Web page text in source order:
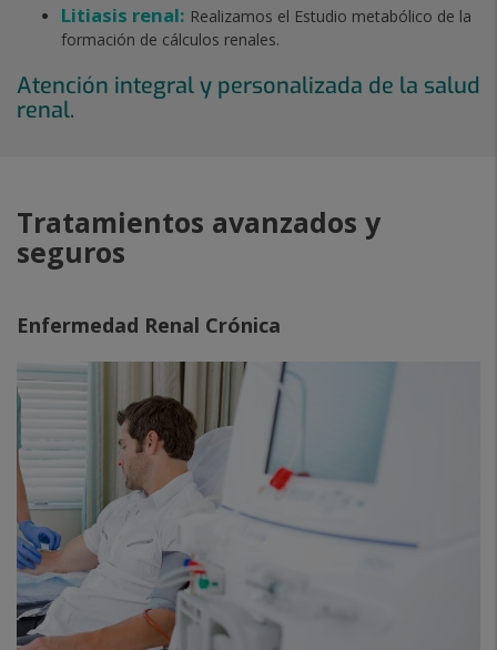
Litiasis renal: Realizamos el Estudio metabólico de la
formación de cálculos renales.
Atención integral y personalizada de la salud
renal.
Tratamientos avanzados y
seguros
Enfermedad Renal Crónica